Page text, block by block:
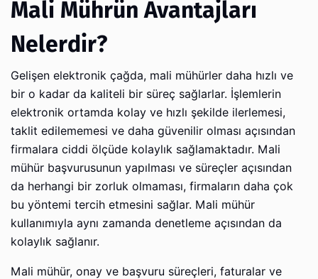
Mali Mührün Avantajları
Nelerdir?
Gelişen elektronik çağda, mali mühürler daha hızlı ve
bir o kadar da kaliteli bir süreç sağlarlar. İşlemlerin
elektronik ortamda kolay ve hızlı şekilde ilerlemesi,
taklit edilememesi ve daha güvenilir olması açısından
firmalara ciddi ölçüde kolaylık sağlamaktadır. Mali
mühür başvurusunun yapılması ve süreçler açısından
da herhangi bir zorluk olmaması, firmaların daha çok
bu yöntemi tercih etmesini sağlar. Mali mühür
kullanımıyla aynı zamanda denetleme açısından da
kolaylık sağlanır.
Mali mühür, onay ve başvuru süreçleri, faturalar ve